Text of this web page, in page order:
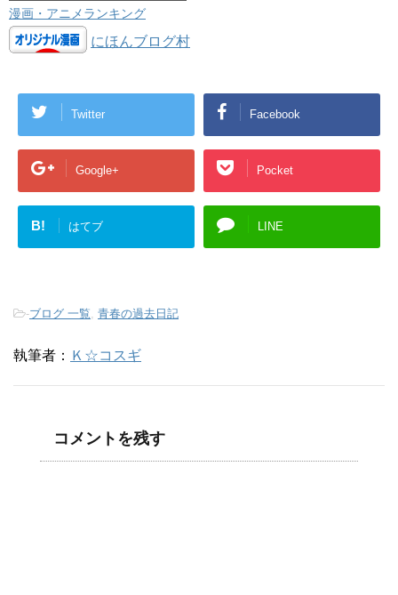
漫画・アニメランキング
にほんブログ村
Twitter Facebook
Google+ Pocket
B! はてブ LINE
-ブログ 一覧 青春の過去日記
執筆者： Ｋ☆コスギ
コメントを残す